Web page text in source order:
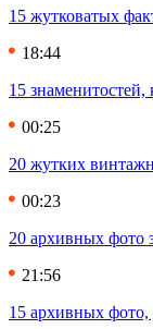
15 жутковатых
18:44
15
00:25
20 жутких
00:23
20 архивных фото
21:56
15 архивных